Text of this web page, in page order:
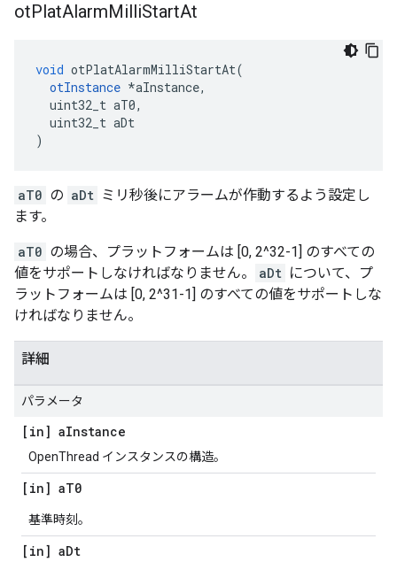
otPlatAlarmMilliStartAt
void otPlatAlarmMilliStartAt(
otInstance *aInstance,
uint32_t aT0,
uint32_t aDt
)
aT0 の aDt ミリ秒後にアラームが作動するよう設定し
ます。
aT0 の場合、プラットフォームは [0, 2^32-1] のすべての
値をサポートしなければなりません。
aDt について、プ
ラットフォームは [0, 2^31-1] のすべての値をサポートしな
ければなりません。
詳細
パラメータ
[in] aInstance
OpenThread インスタンスの構造。
[in] aT0
基準時刻。
[in] aDt